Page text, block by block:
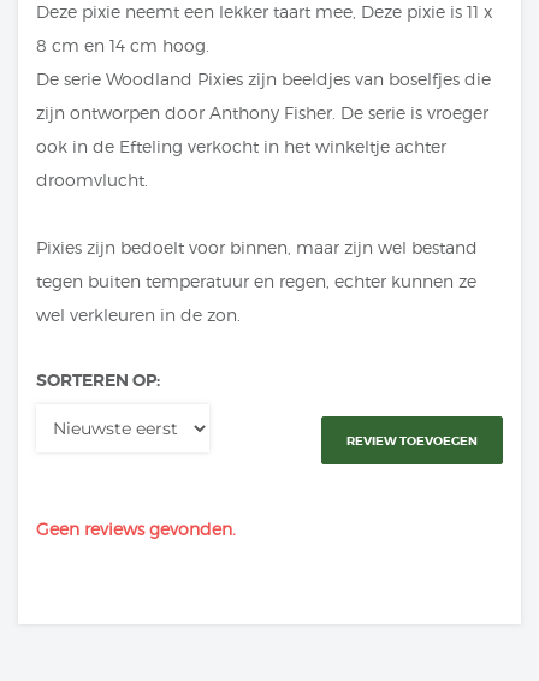
Deze pixie neemt een lekker taart mee, Deze pixie is 11 x
8 cm en 14 cm hoog.
De serie Woodland Pixies zijn beeldjes van boselfjes die
zijn ontworpen door Anthony Fisher. De serie is vroeger
ook in de Efteling verkocht in het winkeltje achter
droomvlucht.
Pixies zijn bedoelt voor binnen, maar zijn wel bestand
tegen buiten temperatuur en regen, echter kunnen ze
wel verkleuren in de zon.
SORTEREN OP:
REVIEW TOEVOEGEN
Geen reviews gevonden.